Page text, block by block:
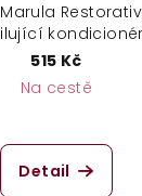
kondicionér
515 Kč
Na cestě
Detail